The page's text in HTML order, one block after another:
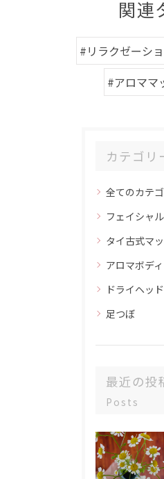
関連
#リラクゼーシ
#アロママ
カテゴリ
全てのカテ
フェイシャル
タイ古式マ
アロマボデ
ドライヘッ
足つぼ
最近の投
Posts